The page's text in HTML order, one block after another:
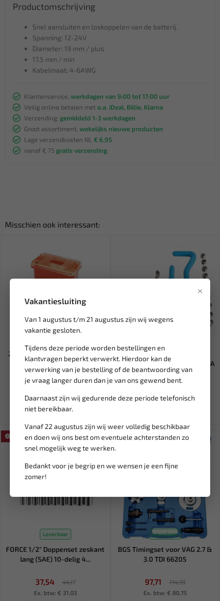
×
Vakantiesluiting
Van 1 augustus t/m 21 augustus zijn wij wegens
vakantie gesloten.
Tijdens deze periode worden bestellingen en
klantvragen beperkt verwerkt. Hierdoor kan de
verwerking van je bestelling of de beantwoording van
je vraag langer duren dan je van ons gewend bent.
Daarnaast zijn wij gedurende deze periode telefonisch
niet bereikbaar.
Vanaf 22 augustus zijn wij weer volledig beschikbaar
en doen wij ons best om eventuele achterstanden zo
snel mogelijk weg te werken.
Bedankt voor je begrip en we wensen je een fijne
zomer!
Productomschrijving
Snel aansluiten en loskoppelen van de batterij.
Spanning: 12-24V
Diameter: 19 mm / plus
17.5 mm / min
Kabelmaat: 4-6AWG
Klantenservice, werkdagen van 9:00 tot 17:00 uur
Veilig online betalen met o.a. iDeal, Billie, Klarna
Verzending: gemiddeld 1-3 werkdagen
Groot assortiment, wekelijks nieuwe producten
Lage verzendkosten NL € 6,95
vanaf € 75 gratis verzending
Misschien ook interessant:
ZEKERING TYPE JAP-AS 50A (1
ST) BL-SL050AS
5,74
Ex. btw: € 4,74
SATRA Schroefdraad
Reparatie set M5 X 0.8 S-X38A
11,95
Ex. btw: € 9,88
SALE!
Leverbaar
FORCE 1/2" Doppenset zeskant
lang (SAE) 10-delig 4...
37,54
44,17
Ex. btw: € 31,03
SALE!
Leverbaar
BGS Timingset voor VAG 2.7 &
3.0 TDI 66205
97,71
114,95
Ex. btw: € 80,75